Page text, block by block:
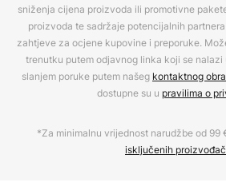
sniženja cijena proizvoda ili promotivne
proizvoda te sadržaje potencijalnih
zahtjeve za ocjene kupovine i preporuke.
trenutku putem odjavnog linka koji se
slanjem poruke putem našeg kontaktnog
dostupne su u pravilima o
*Za minimalnu vrijednost narudžbe od 99
isključenih